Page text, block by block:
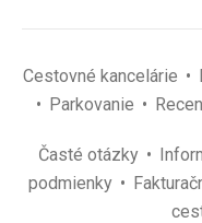
Cestovné kancelárie
Parkovanie
Časté otázky
podmienky